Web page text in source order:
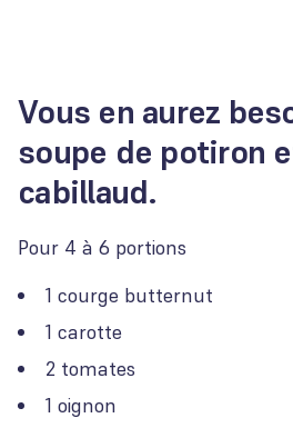
Vous en aurez
soupe de potiron
cabillaud.
Pour 4 à 6 portions
1 courge butternut
1 carotte
2 tomates
1 oignon